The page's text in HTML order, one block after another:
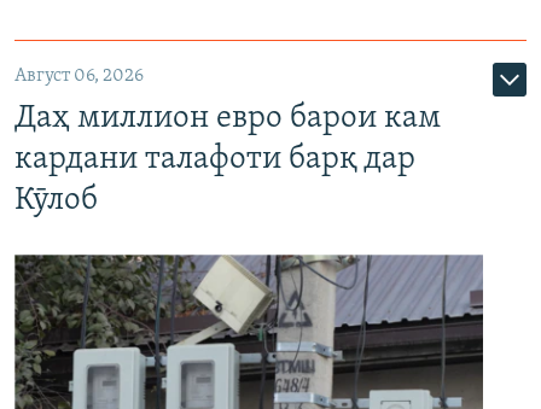
Август 06, 2026
Даҳ миллион евро барои кам
кардани талафоти барқ дар
Кӯлоб